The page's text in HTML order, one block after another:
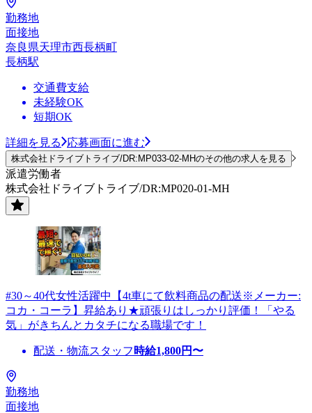
勤務地
面接地
奈良県天理市西長柄町
長柄駅
交通費支給
未経験OK
短期OK
詳細を見る 応募画面に進む
株式会社ドライブトライブ/DR:MP033-02-MHのその他の求人を見る
派遣労働者
株式会社ドライブトライブ/DR:MP020-01-MH
#30～40代女性活躍中【4t車にて飲料商品の配送※メーカー:
コカ・コーラ】昇給あり★頑張りはしっかり評価！「やる
気」がきちんとカタチになる職場です！
配送・物流スタッフ 時給1,800円〜
勤務地
面接地